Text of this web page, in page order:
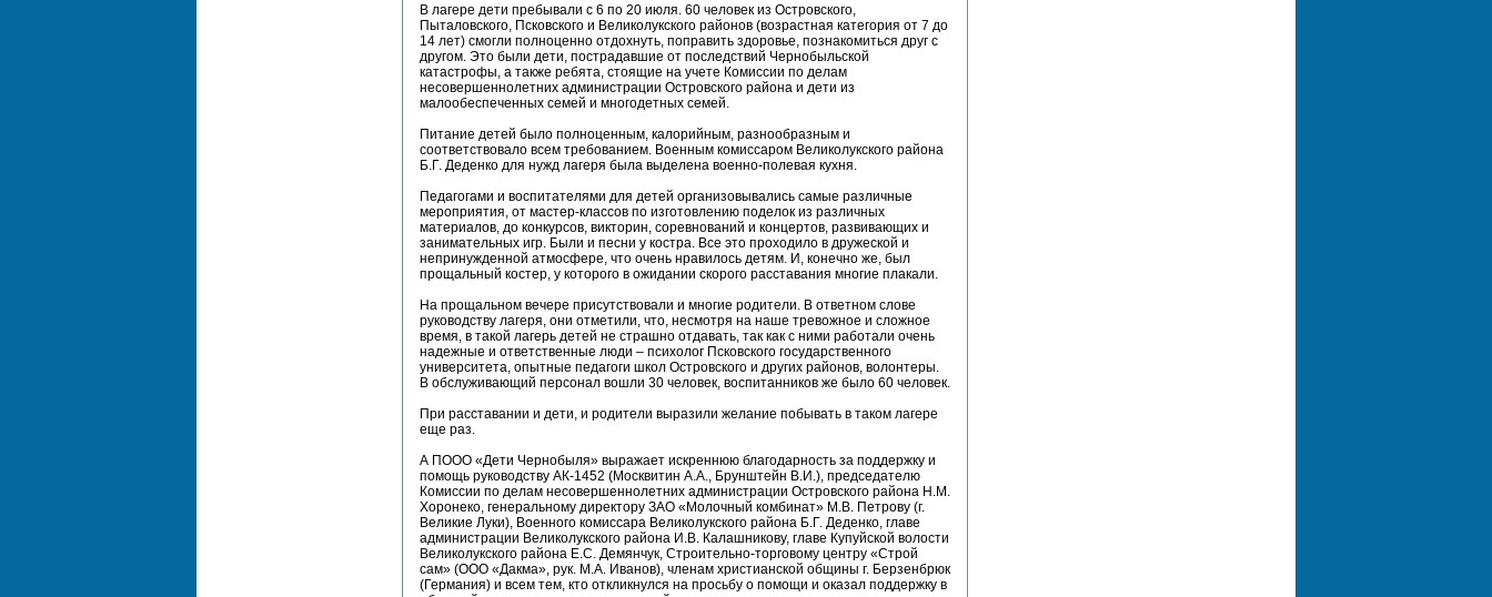
В лагере дети пребывали с 6 по 20 июля. 60 человек из Островского,
Пыталовского, Псковского и Великолукского районов (возрастная категория от 7 до
14 лет) смогли полноценно отдохнуть, поправить здоровье, познакомиться друг с
другом. Это были дети, пострадавшие от последствий Чернобыльской
катастрофы, а также ребята, стоящие на учете Комиссии по делам
несовершеннолетних администрации Островского района и дети из
малообеспеченных семей и многодетных семей.
Питание детей было полноценным, калорийным, разнообразным и
соответствовало всем требованием. Военным комиссаром Великолукского района
Б.Г. Деденко для нужд лагеря была выделена военно-полевая кухня.
Педагогами и воспитателями для детей организовывались самые различные
мероприятия, от мастер-классов по изготовлению поделок из различных
материалов, до конкурсов, викторин, соревнований и концертов, развивающих и
занимательных игр. Были и песни у костра. Все это проходило в дружеской и
непринужденной атмосфере, что очень нравилось детям. И, конечно же, был
прощальный костер, у которого в ожидании скорого расставания многие плакали.
На прощальном вечере присутствовали и многие родители. В ответном слове
руководству лагеря, они отметили, что, несмотря на наше тревожное и сложное
время, в такой лагерь детей не страшно отдавать, так как с ними работали очень
надежные и ответственные люди – психолог Псковского государственного
университета, опытные педагоги школ Островского и других районов, волонтеры.
В обслуживающий персонал вошли 30 человек, воспитанников же было 60 человек.
При расставании и дети, и родители выразили желание побывать в таком лагере
еще раз.
А ПООО «Дети Чернобыля» выражает искреннюю благодарность за поддержку и
помощь руководству АК-1452 (Москвитин А.А., Брунштейн В.И.), председателю
Комиссии по делам несовершеннолетних администрации Островского района Н.М.
Хоронеко, генеральному директору ЗАО «Молочный комбинат» М.В. Петрову (г.
Великие Луки), Военного комиссара Великолукского района Б.Г. Деденко, главе
администрации Великолукского района И.В. Калашникову, главе Купуйской волости
Великолукского района Е.С. Демянчук, Строительно-торговому центру «Строй
сам» (ООО «Дакма», рук. М.А. Иванов), членам христианской общины г. Берзенбрюк
(Германия) и всем тем, кто откликнулся на просьбу о помощи и оказал поддержку в